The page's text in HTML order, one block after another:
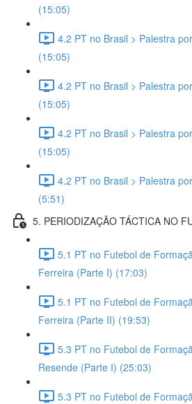
(15:05)
4.2 PT no Brasil > Palestra
(15:05)
4.2 PT no Brasil > Palestra
(15:05)
4.2 PT no Brasil > Palestra
(15:05)
4.2 PT no Brasil > Palestra
(5:51)
5. PERIODIZAÇÃO TÁCTICA NO
5.1 PT no Futebol de
Ferreira (Parte I) (17:03)
5.1 PT no Futebol de
Ferreira (Parte II) (19:53)
5.3 PT no Futebol de
Resende (Parte I) (25:03)
5.3 PT no Futebol de